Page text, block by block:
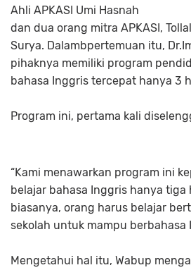
Ahli APKASI Umi Hasnah
dan dua orang mitra APKASI,
Surya. Dalambpertemuan itu,
pihaknya memiliki program
bahasa Inggris tercepat hanya 3
Program ini, pertama kali
“Kami menawarkan program ini
belajar bahasa Inggris hanya tiga
biasanya, orang harus belajar
sekolah untuk mampu berbahasa
Mengetahui hal itu, Wabup